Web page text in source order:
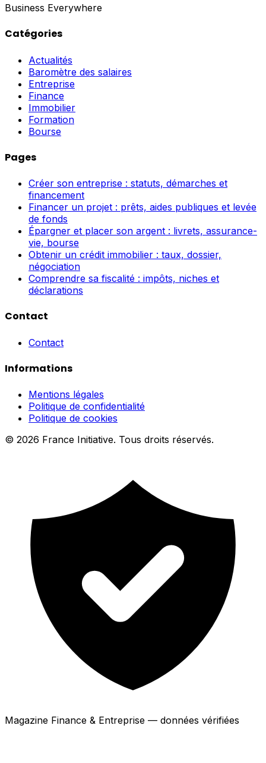
Business Everywhere
Catégories
Actualités
Baromètre des salaires
Entreprise
Finance
Immobilier
Formation
Bourse
Pages
Créer son entreprise : statuts, démarches et
financement
Financer un projet : prêts, aides publiques et levée
de fonds
Épargner et placer son argent : livrets, assurance-
vie, bourse
Obtenir un crédit immobilier : taux, dossier,
négociation
Comprendre sa fiscalité : impôts, niches et
déclarations
Contact
Contact
Informations
Mentions légales
Politique de confidentialité
Politique de cookies
© 2026 France Initiative. Tous droits réservés.
Magazine Finance & Entreprise — données vérifiées